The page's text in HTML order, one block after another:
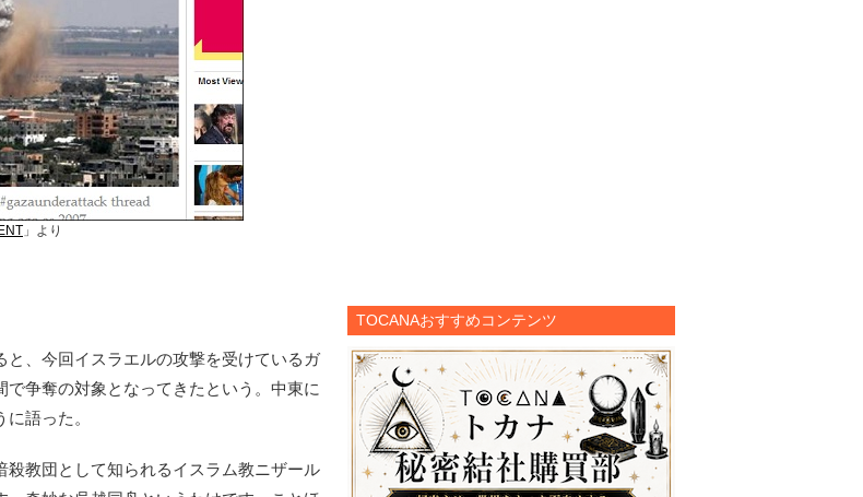
」より
と、今回イスラエルの攻撃を受けているガ
争奪の対象となってきたという。中東に
語った。
殺教団として知られるイスラム教ニザール
TOCANAおすすめコンテンツ